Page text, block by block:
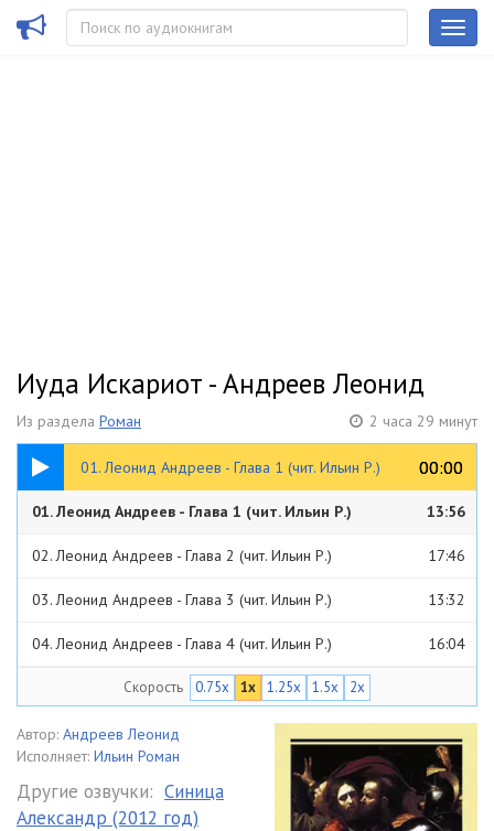
Иуда Искариот - Андреев Леонид
Из раздела Роман 2 часа 29 минут
01. Леонид Андреев - Глава 1 (чит. Ильин Р.) 00:00
00:00
13:56
01. Леонид Андреев - Глава 1 (чит. Ильин Р.) 13:56
02. Леонид Андреев - Глава 2 (чит. Ильин Р.) 17:46
03. Леонид Андреев - Глава 3 (чит. Ильин Р.) 13:32
04. Леонид Андреев - Глава 4 (чит. Ильин Р.) 16:04
05. Леонид Андреев - Глава 5 (чит. Ильин Р.)
06. Леонид Андреев - Глава 6 (чит. Ильин Р.)
07. Леонид Андреев - Глава 7 (чит. Ильин Р.) 18:31
08. Леонид Андреев - Глава 8 (чит. Ильин Р.) 18:30
Скорость 0.75x 1x 1.25x 1.5x 2x
Автор: Андреев Леонид
Исполняет: Ильин Роман
Другие озвучки: Синица
Александр (2012 год)